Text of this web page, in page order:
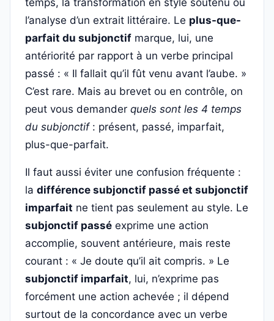
temps, la transformation en style soutenu ou
l’analyse d’un extrait littéraire. Le plus-que-
parfait du subjonctif marque, lui, une
antériorité par rapport à un verbe principal
passé : « Il fallait qu’il fût venu avant l’aube. »
C’est rare. Mais au brevet ou en contrôle, on
peut vous demander quels sont les 4 temps
du subjonctif: présent, passé, imparfait,
plus-que-parfait.
Il faut aussi éviter une confusion fréquente :
la différence subjonctif passé et subjonctif
imparfait ne tient pas seulement au style. Le
subjonctif passé exprime une action
accomplie, souvent antérieure, mais reste
courant : « Je doute qu’il ait compris. » Le
subjonctif imparfait, lui, n’exprime pas
forcément une action achevée ; il dépend
surtout de la concordance avec un verbe